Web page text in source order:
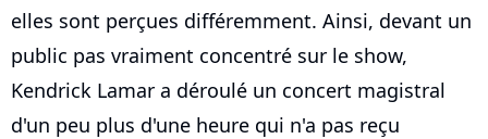
elles sont perçues différemment. Ainsi, devant un
public pas vraiment concentré sur le show,
Kendrick Lamar a déroulé un concert magistral
d'un peu plus d'une heure qui n'a pas reçu